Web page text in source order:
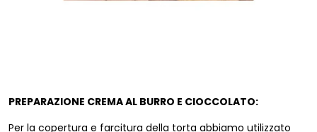
PREPARAZIONE CREMA AL BURRO E CIOCCOLATO:
Per la copertura e farcitura della torta abbiamo utilizzato